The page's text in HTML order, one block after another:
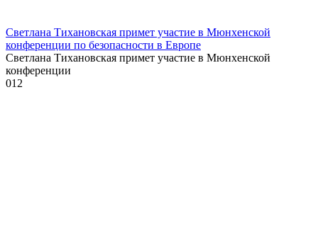
Светлана Тихановская примет участие в Мюнхенской
конференции по безопасности в Европе
Светлана Тихановская примет участие в Мюнхенской
конференции
012